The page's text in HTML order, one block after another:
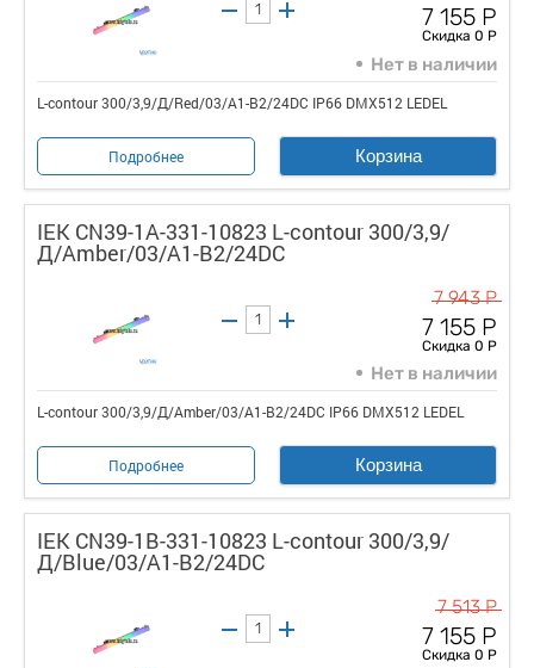
7 155 Р
Скидка 0 Р
Нет в наличии
L-contour 300/3,9/Д/Red/03/A1-B2/24DC IP66 DMX512 LEDEL
Подробнее Корзина
IEK CN39-1A-331-10823 L-contour 300/3,9/
Д/Amber/03/A1-B2/24DC
7 943 Р
7 155 Р
Скидка 0 Р
Нет в наличии
L-contour 300/3,9/Д/Amber/03/A1-B2/24DC IP66 DMX512 LEDEL
Подробнее Корзина
IEK CN39-1B-331-10823 L-contour 300/3,9/
Д/Blue/03/A1-B2/24DC
7 513 Р
7 155 Р
Скидка 0 Р